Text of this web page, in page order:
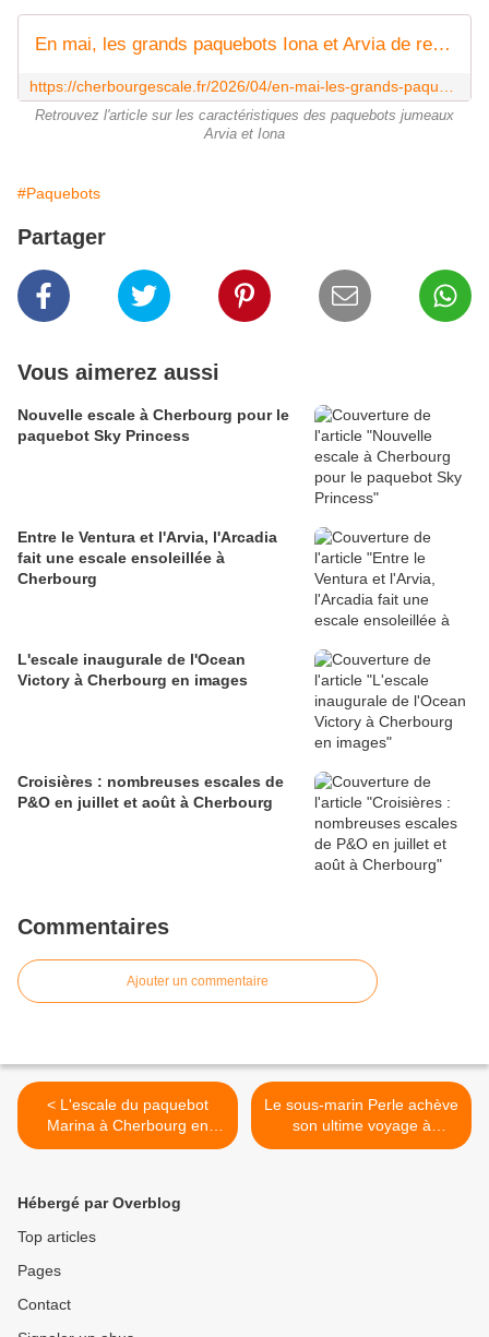
En mai, les grands paquebots Iona et Arvia de retour à Cherbourg - CherbourgEscale
Retrouvez l'article sur les caractéristiques des paquebots jumeaux
Arvia et Iona
#Paquebots
Partager
Vous aimerez aussi
Nouvelle escale à Cherbourg pour le
paquebot Sky Princess
Entre le Ventura et l'Arvia, l'Arcadia
fait une escale ensoleillée à
Cherbourg
L'escale inaugurale de l'Ocean
Victory à Cherbourg en images
Croisières : nombreuses escales de
P&O en juillet et août à Cherbourg
Commentaires
Ajouter un commentaire
< L'escale du paquebot
Marina à Cherbourg en
images
Le sous-marin Perle achève
son ultime voyage à
Cherbourg >
Hébergé par Overblog
Top articles
Pages
Contact